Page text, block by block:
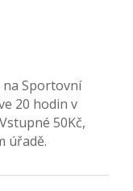
na Sportovní
20 hodin v
50Kč,
úřadě.